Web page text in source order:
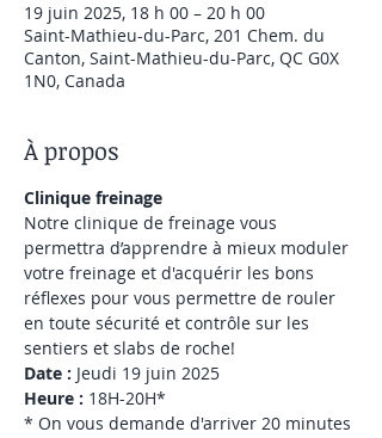
19 juin 2025, 18 h 00 – 20 h 00
Saint-Mathieu-du-Parc, 201 Chem. du
Canton, Saint-Mathieu-du-Parc, QC G0X
1N0, Canada
À propos
Clinique freinage
Notre clinique de freinage vous
permettra d’apprendre à mieux moduler
votre freinage et d'acquérir les bons
réflexes pour vous permettre de rouler
en toute sécurité et contrôle sur les
sentiers et slabs de roche!
Date : Jeudi 19 juin 2025
Heure : 18H-20H*
* On vous demande d'arriver 20 minutes